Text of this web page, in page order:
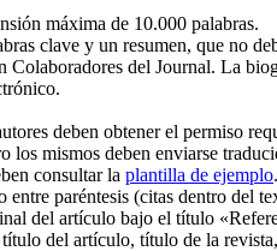
máxima de 10.000 palabras.
clave y un resumen, que no
del Journal. La
deben obtener el permiso
mismos deben enviarse
consultar la plantilla de ejemplo
paréntesis (citas dentro del
del artículo bajo el título
del artículo, título de la